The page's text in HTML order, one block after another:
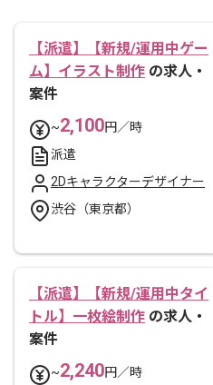
【派遣】【新規/運用中ゲー
ム】イラスト制作 の求人・
案件
~2,100円／時
派遣
2Dキャラクターデザイナー
渋谷（東京都）
【派遣】【新規/運用中タイ
トル】一枚絵制作 の求人・
案件
~2,240円／時